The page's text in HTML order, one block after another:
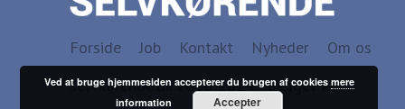
Forside Job Kontakt Nyheder
Om os
selvkørende.dk 2016-2024 - Bygget af
Ved at bruge hjemmesiden accepterer du brugen af cookies mere
information
Accepter